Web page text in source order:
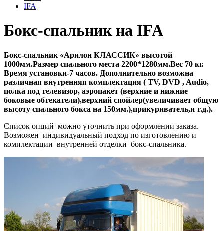
IFA
Бокс-спальник на IFA
Бокс-спальник «Арилон КЛАССИК» высотой
1000мм.Размер спального места 2200*1280мм.Вес 70 кг.
Время установки-7 часов. Дополнительно возможна
различная внутренняя комплектация ( TV, DVD , Audio,
полка под телевизор, аэропакет (верхние и нижние
боковые обтекатели),верхний спойлер(увеличивает общую
высоту спального бокса на 150мм.),прикуриватель,и т.д.).
Список опций можно уточнить при оформлении заказа.
Возможен индивидуальный подход по изготовлению и
комплектации внутренней отделки бокс-спальника.